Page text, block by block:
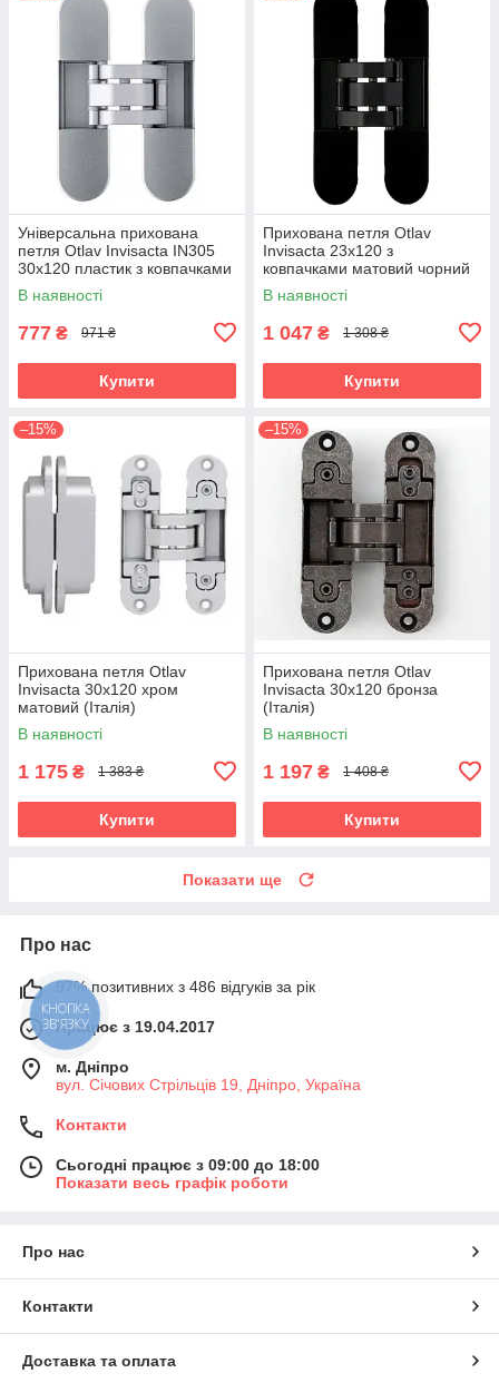
Універсальна прихована
петля Otlav Invisacta IN305
30х120 пластик з ковпачками
хром матовий (Італія)
В наявності
777 ₴ 971 ₴
Купити
Прихована петля Otlav
Invisacta 23х120 з
ковпачками матовий чорний
(Італія)
В наявності
1 047 ₴ 1 308 ₴
Купити
–15%
Прихована петля Otlav
Invisacta 30х120 хром
матовий (Італія)
В наявності
1 175 ₴ 1 383 ₴
Купити
–15%
Прихована петля Otlav
Invisacta 30х120 бронза
(Італія)
В наявності
1 197 ₴ 1 408 ₴
Купити
Показати ще
Про нас
97% позитивних з 486 відгуків за рік
Працює з 19.04.2017
м. Дніпро
вул. Січових Стрільців 19, Дніпро, Україна
Контакти
Сьогодні працює з 09:00 до 18:00
Показати весь графік роботи
Про нас
Контакти
Доставка та оплата
КНОПКА
ЗВ'ЯЗКУ